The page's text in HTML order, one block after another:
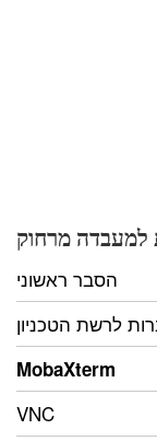
למעבדה מרחוק
הסבר ראשוני
לרשת הטכניון
MobaXterm
VNC